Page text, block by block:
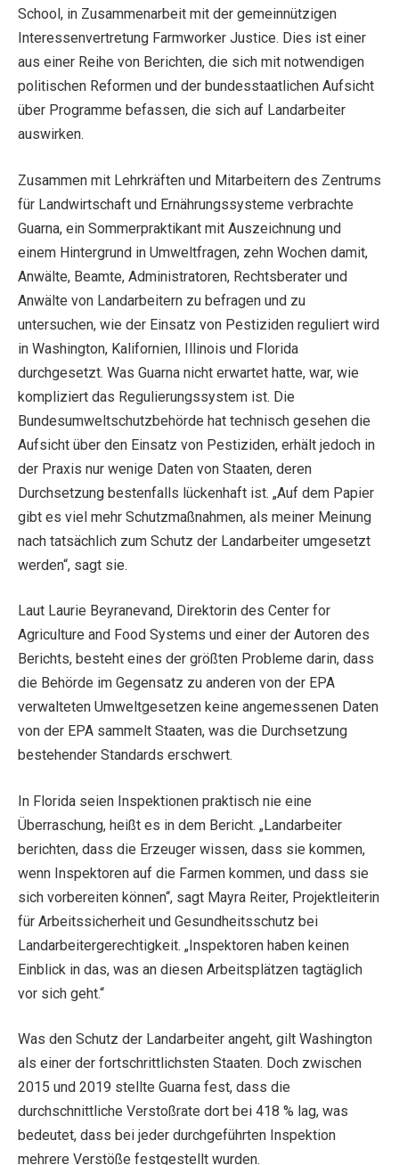
School, in Zusammenarbeit mit der gemeinnützigen
Interessenvertretung Farmworker Justice. Dies ist einer
aus einer Reihe von Berichten, die sich mit notwendigen
politischen Reformen und der bundesstaatlichen Aufsicht
über Programme befassen, die sich auf Landarbeiter
auswirken.
Zusammen mit Lehrkräften und Mitarbeitern des Zentrums
für Landwirtschaft und Ernährungssysteme verbrachte
Guarna, ein Sommerpraktikant mit Auszeichnung und
einem Hintergrund in Umweltfragen, zehn Wochen damit,
Anwälte, Beamte, Administratoren, Rechtsberater und
Anwälte von Landarbeitern zu befragen und zu
untersuchen, wie der Einsatz von Pestiziden reguliert wird
in Washington, Kalifornien, Illinois und Florida
durchgesetzt. Was Guarna nicht erwartet hatte, war, wie
kompliziert das Regulierungssystem ist. Die
Bundesumweltschutzbehörde hat technisch gesehen die
Aufsicht über den Einsatz von Pestiziden, erhält jedoch in
der Praxis nur wenige Daten von Staaten, deren
Durchsetzung bestenfalls lückenhaft ist. „Auf dem Papier
gibt es viel mehr Schutzmaßnahmen, als meiner Meinung
nach tatsächlich zum Schutz der Landarbeiter umgesetzt
werden“, sagt sie.
Laut Laurie Beyranevand, Direktorin des Center for
Agriculture and Food Systems und einer der Autoren des
Berichts, besteht eines der größten Probleme darin, dass
die Behörde im Gegensatz zu anderen von der EPA
verwalteten Umweltgesetzen keine angemessenen Daten
von der EPA sammelt Staaten, was die Durchsetzung
bestehender Standards erschwert.
In Florida seien Inspektionen praktisch nie eine
Überraschung, heißt es in dem Bericht. „Landarbeiter
berichten, dass die Erzeuger wissen, dass sie kommen,
wenn Inspektoren auf die Farmen kommen, und dass sie
sich vorbereiten können“, sagt Mayra Reiter, Projektleiterin
für Arbeitssicherheit und Gesundheitsschutz bei
Landarbeitergerechtigkeit. „Inspektoren haben keinen
Einblick in das, was an diesen Arbeitsplätzen tagtäglich
vor sich geht.“
Was den Schutz der Landarbeiter angeht, gilt Washington
als einer der fortschrittlichsten Staaten. Doch zwischen
2015 und 2019 stellte Guarna fest, dass die
durchschnittliche Verstoßrate dort bei 418 % lag, was
bedeutet, dass bei jeder durchgeführten Inspektion
mehrere Verstöße festgestellt wurden.